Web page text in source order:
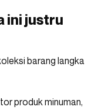
ini justru
barang langka
produk minuman,